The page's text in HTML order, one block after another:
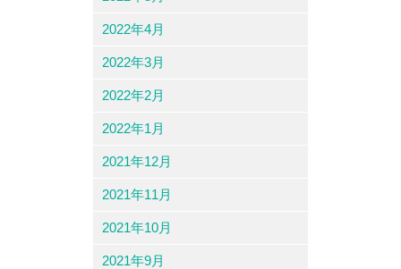
2022年4月
2022年3月
2022年2月
2022年1月
2021年12月
2021年11月
2021年10月
2021年9月